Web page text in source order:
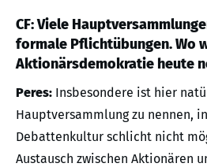
CF: Viele
formale Pflichtübungen. Wo
Aktionärsdemokratie heute
Peres: Insbesondere ist hier
Hauptversammlung zu nennen,
Debattenkultur schlicht nicht
Austausch zwischen Aktionären